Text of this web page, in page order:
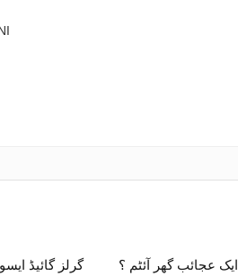
گرلز گائیڈ
ایک عجائب گھر آئٹم ؟